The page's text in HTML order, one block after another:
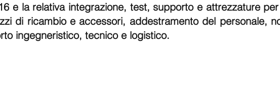
e la relativa integrazione, test, supporto e attrezzature
di ricambio e accessori, addestramento del personale,
ingegneristico, tecnico e logistico.